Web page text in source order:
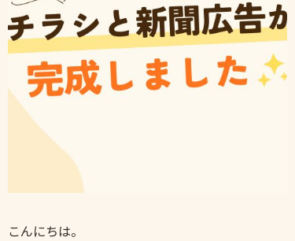
こんにちは。